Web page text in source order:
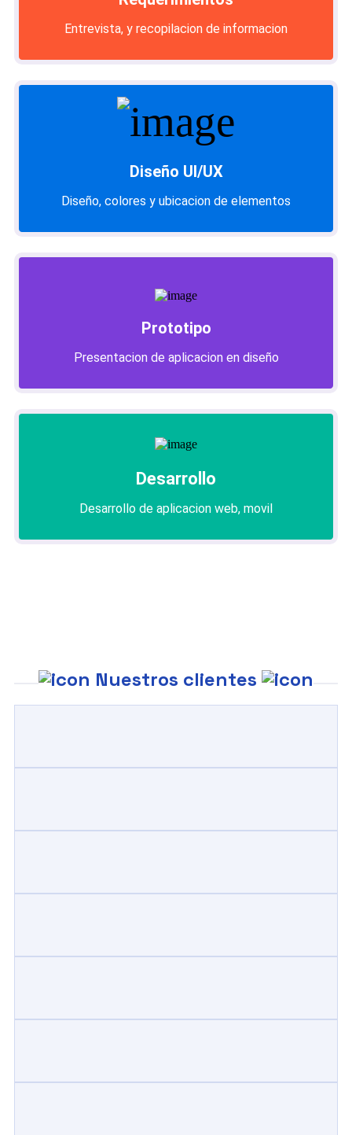
Entrevista, y recopilacion de informacion
Diseño UI/UX
Diseño, colores y ubicacion de elementos
Prototipo
Presentacion de aplicacion en diseño
Desarrollo
Desarrollo de aplicacion web, movil
Nuestros clientes